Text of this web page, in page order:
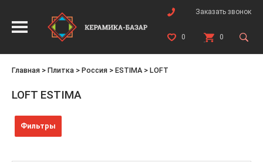
Заказать звонок
0 0
Главная > Плитка > Россия > ESTIMA > LOFT
LOFT ESTIMA
Фильтры